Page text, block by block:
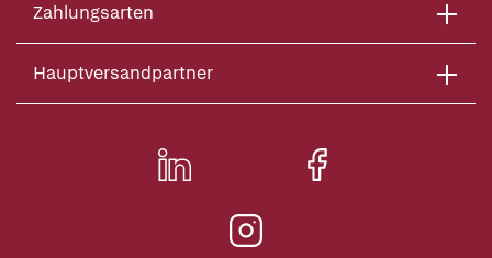
Zahlungsarten
Hauptversandpartner